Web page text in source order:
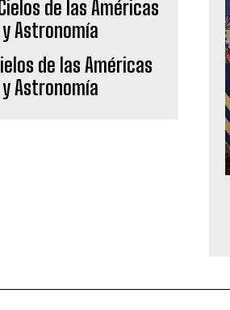
de las Américas
Astronomía